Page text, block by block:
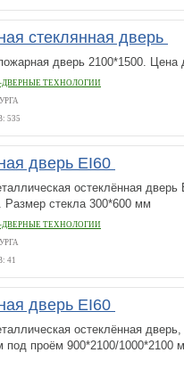
стеклянная дверь
дверь 2100*1500. Цена
ТЕХНОЛОГИИ
535
дверь EI60
остеклённая
стекла 300*600 мм
ТЕХНОЛОГИИ
41
дверь EI60
остеклённая
под проём 900*2100/1000*2100